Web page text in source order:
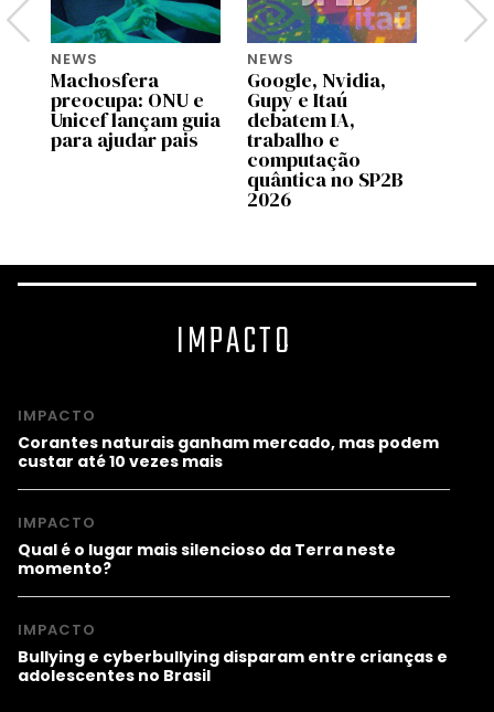
NEWS
Machosfera
preocupa: ONU e
Unicef lançam guia
para ajudar pais
NEWS
Google, Nvidia,
Gupy e Itaú
debatem IA,
trabalho e
computação
quântica no SP2B
2026
IMPACTO
IMPACTO
Corantes naturais ganham mercado, mas podem
custar até 10 vezes mais
IMPACTO
Qual é o lugar mais silencioso da Terra neste
momento?
IMPACTO
Bullying e cyberbullying disparam entre crianças e
adolescentes no Brasil